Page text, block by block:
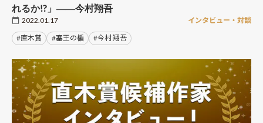
れるか!?」――今村翔吾
2022.01.17 インタビュー・対談
#直木賞 #塞王の楯 #今村 翔吾